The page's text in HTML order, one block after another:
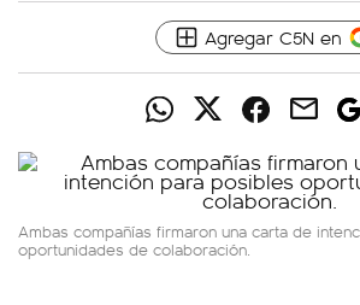
Agregar C5N en
Ambas compañías firmaron una carta de
oportunidades de colaboración.